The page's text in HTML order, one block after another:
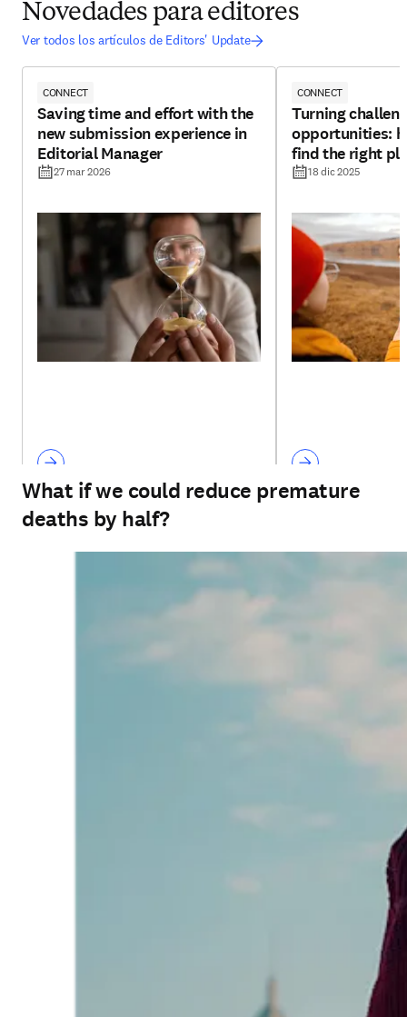
Novedades para editores
Ver todos los artículos de Editors' Update
CONNECT
Saving time and effort with the
new submission experience in
Editorial Manager
27 mar 2026
CONNECT
Turning
opportunities:
find the right
18 dic 2025
What if we could reduce premature
deaths by half?